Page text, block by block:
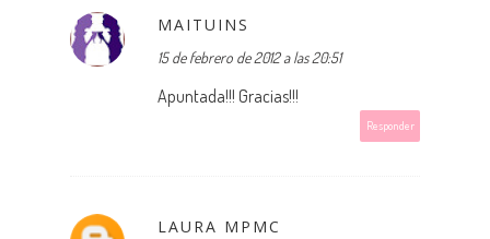
MAITUINS
15 de febrero de 2012 a las 20:51
Apuntada!!! Gracias!!!
Responder
LAURA MPMC